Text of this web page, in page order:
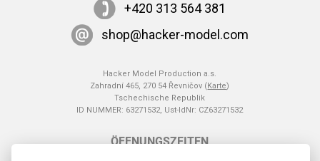
+420 313 564 381
shop@hacker-model.com
Hacker Model Production a.s.
Zahradní 465, 270 54 Řevničov (Karte)
Tschechische Republik
ID NUMMER: 63271532, Ust-IdNr: CZ63271532
ÖFFNUNGSZEITEN